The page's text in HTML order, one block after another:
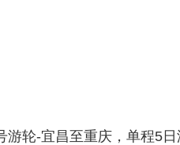
游轮-宜昌至重庆，单程5日